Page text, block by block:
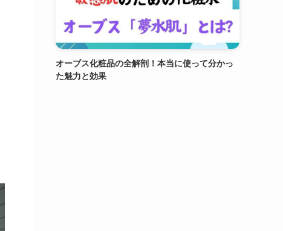
オーブス化粧品の全解剖！本当に使って分かっ
た魅力と効果